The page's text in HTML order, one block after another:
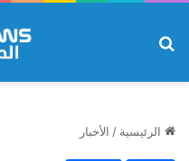
الرئيسية / الأخبار